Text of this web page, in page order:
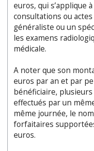
euros, qui s’applique
consultations ou
généraliste ou un
les examens
médicale.
A noter que son
euros par an et par
bénéficiaire,
effectués par un
même journée, le
forfaitaires
euros.